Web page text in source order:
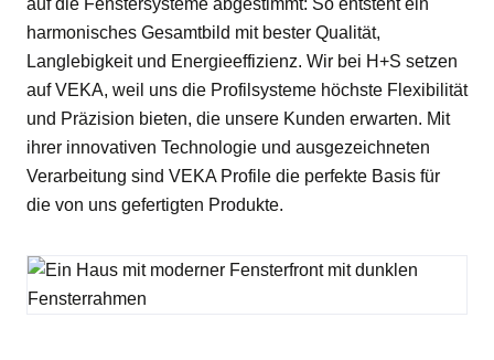
harmonisches Gesamtbild mit bester Qualität,
Langlebigkeit und Energieeffizienz. Wir bei H+S setzen
auf VEKA, weil uns die Profilsysteme höchste Flexibilität
und Präzision bieten, die unsere Kunden erwarten. Mit
ihrer innovativen Technologie und ausgezeichneten
Verarbeitung sind VEKA Profile die perfekte Basis für
die von uns gefertigten Produkte.